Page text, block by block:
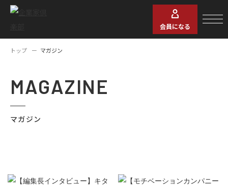
会員になる
トップ マガジン
MAGAZINE
マガジン